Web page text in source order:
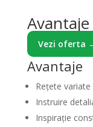
Vezi oferta
Avantaje
Rețete variate
Instruire
Inspirație